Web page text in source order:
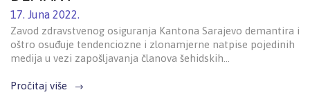
17. Juna 2022.
Zavod zdravstvenog osiguranja Kantona Sarajevo demantira i
oštro osuđuje tendenciozne i zlonamjerne natpise pojedinih
medija u vezi zapošljavanja članova šehidskih…
Pročitaj više